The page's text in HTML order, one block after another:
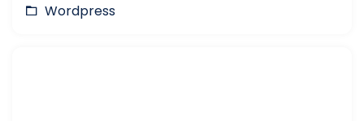
Wordpress